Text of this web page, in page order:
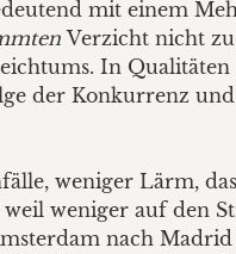
mit einem
Verzicht nicht
In
der Konkurrenz
weniger Lärm,
weniger auf den
nach